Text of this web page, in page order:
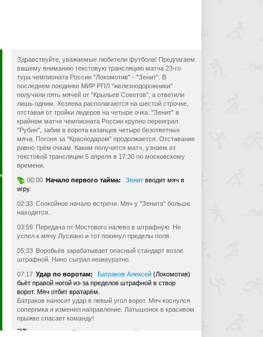
Здравствуйте, уважаемые любители футбола! Предлагаем
вашему вниманию текстовую трансляцию матча 23-го
тура чемпионата России "Локомотив" - "Зенит". В
последнем поединке МИР РПЛ "железнодорожники"
получили пять мячей от "Крыльев Советов", а ответили
лишь одним. Хозяева располагаются на шестой строчке,
отставая от тройки лидеров на четыре очка. "Зенит" в
крайнем матче чемпионата России крупно переиграл
"Рубин", забив в ворота казанцев четыре безответных
мяча. Погоня за "Краснодаром" продолжается. Отставание
равно трём очкам. Каким получится матч, узнаем из
текстовой трансляции 5 апреля в 17:30 по московскому
времени.
00:00 Начало первого тайма: Зенит вводит мяч в
игру.
02:33 Спокойное начало встречи. Мяч у "Зенита" больше
находится.
03:59 Передача от Мостового налево в штрафную. Не
успел к мячу Лусиано и тот покинул пределы поля.
05:33 Воробьёв зарабатывает опасный стандарт возле
штрафной. Нино сыграл неаккуратно.
07:17 Удар по воротам: Батраков Алексей (Локомотив)
бьёт правой ногой из-за пределов штрафной в створ
ворот. Мяч отбит вратарём.
Батраков наносит удар в левый угол ворот. Мяч коснулся
соперника и изменил направление. Латышонок в красивом
прыжке спасает команду!
Угловой: Батраков Алексей